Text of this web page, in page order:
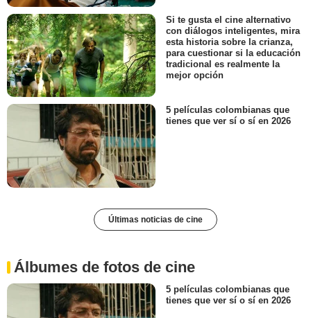
Si te gusta el cine alternativo
con diálogos inteligentes, mira
esta historia sobre la crianza,
para cuestionar si la educación
tradicional es realmente la
mejor opción
5 películas colombianas que
tienes que ver sí o sí en 2026
Últimas noticias de cine
Álbumes de fotos de cine
5 películas colombianas que
tienes que ver sí o sí en 2026